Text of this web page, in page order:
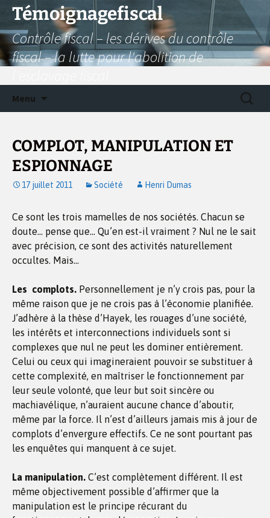
Aller
contenu
Témoignagefiscal
Contrôle fiscal – les dérives du contrôle
fiscal – la lutte pour l'abolition de
Menu
COMPLOT, MANIPULATION ET
ESPIONNAGE
17 juillet 2011 Société Henri Dumas
Ce sont les trois mamelles de nos sociétés. Chacun se
doute… pense que… Qu’en est-il vraiment ? Nul ne le sait
avec précision, ce sont des activités naturellement
occultes. Mais…
Les complots. Personnellement je n’y crois pas, pour la
même raison que je ne crois pas à l’économie planifiée.
J’adhère à la thèse d’Hayek, les rouages d’une société,
les intérêts et interconnections individuels sont si
complexes que nul ne peut les dominer entièrement.
Celui ou ceux qui imagineraient pouvoir se substituer à
cette complexité, en maîtriser le fonctionnement par
leur seule volonté, que leur but soit sincère ou
machiavélique, n’auraient aucune chance d’aboutir,
même par la force. Il n’est d’ailleurs jamais mis à jour de
complots d’envergure effectifs. Ce ne sont pourtant pas
les enquêtes qui manquent à ce sujet.
La manipulation. C’est complètement différent. Il est
même objectivement possible d’affirmer que la
manipulation est le principe récurant du